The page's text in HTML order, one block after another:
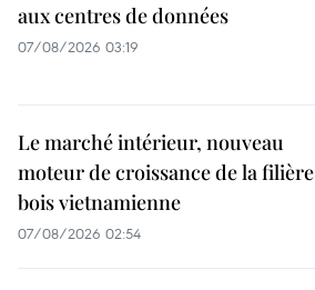
aux centres de données
07/08/2026 03:19
Le marché intérieur, nouveau
moteur de croissance de la filière
bois vietnamienne
07/08/2026 02:54